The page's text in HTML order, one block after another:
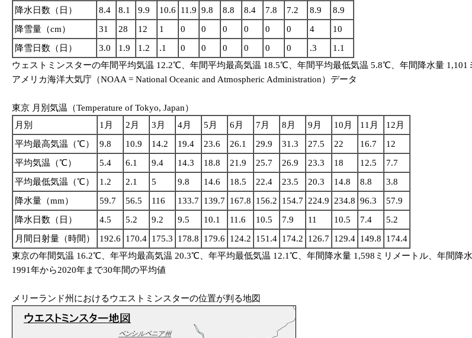
降水日数（日）
8.4 8.1 9.9 10.6 11.9 9.8 8.8 8.4 7.8 7.2 8.9
8.9
降雪量（cm）
31 28 12 1 0 0 0 0 0 0 4
10
降雪日数（日）
3.0 1.9 1.2 .1 0 0 0 0 0 0 .3
1.1
ウェストミンスターの年間平均気温 12.2℃、年間平均最高気温 18.5℃、年間平均最低気温 5.8℃、年間降水量 1,101
アメリカ海洋大気庁（NOAA = National Oceanic and Atmospheric Administration）データ
東京 月別気温（Temperature of Tokyo, Japan）
月別
1月 2月 3月 4月 5月 6月 7月 8月 9月 10月 11月
12月
平均最高気温（℃）
9.8 10.9 14.2 19.4 23.6 26.1 29.9 31.3 27.5 22 16.7
12
平均気温（℃）
5.4 6.1 9.4 14.3 18.8 21.9 25.7 26.9 23.3 18 12.5
7.7
平均最低気温（℃）
1.2 2.1 5 9.8 14.6 18.5 22.4 23.5 20.3 14.8 8.8
3.8
降水量（mm）
59.7 56.5 116 133.7 139.7 167.8 156.2 154.7 224.9 234.8 96.3
57.9
降水日数（日）
4.5 5.2 9.2 9.5 10.1 11.6 10.5 7.9 11 10.5 7.4
5.2
月間日射量（時間）
192.6 170.4 175.3 178.8 179.6 124.2 151.4 174.2 126.7 129.4 149.8
174.4
東京の年間気温 16.2℃、年平均最高気温 20.3℃、年平均最低気温 12.1℃、年間降水量 1,598ミリメートル、年間降
1991年から2020年まで30年間の平均値
メリーランド州におけるウエストミンスターの位置が判る地図